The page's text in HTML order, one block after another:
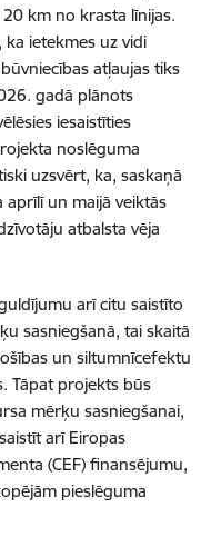
km no krasta līnijas.
ka ietekmes uz vidi
atļaujas tiks
gadā plānots
iesaistīties
noslēguma
uzsvērt, ka, saskaņā
un maijā veiktās
atbalsta vēja
arī citu saistīto
sasniegšanā, tai skaitā
un siltumnīcefektu
Tāpat projekts būs
mērķu sasniegšanai,
arī Eiropas
(CEF) finansējumu,
pieslēguma